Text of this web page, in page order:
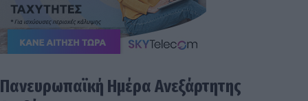
Πανευρωπαϊκή Ημέρα Ανεξάρτητης